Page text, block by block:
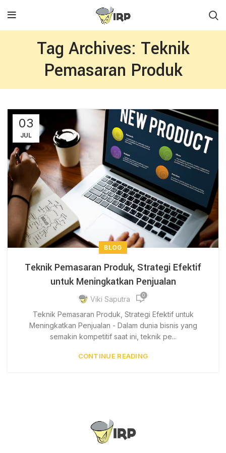
Tag Archives: Teknik
Pemasaran Produk
03
JUL
BLOG
Teknik Pemasaran Produk, Strategi Efektif
untuk Meningkatkan Penjualan
Viki Saputra 0
Teknik Pemasaran Produk, Strategi Efektif untuk
Meningkatkan Penjualan - Dalam dunia bisnis yang
semakin kompetitif saat ini, teknik pe...
CONTINUE READING